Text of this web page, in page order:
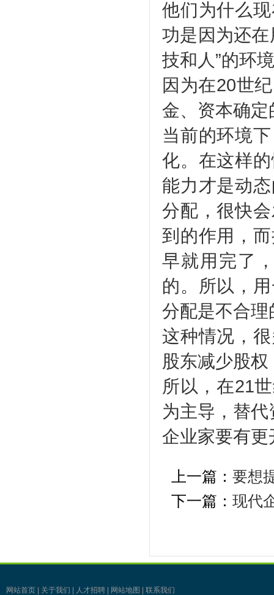
他们为什么
功是因为还
技和人”的环
因为在20世
金、资本确
当前的环境
化。在这样
能力才是动
分配，很快
到的作用，
早就用完了
的。所以，
分配是不合理
这种情况，
股东减少股
所以，在21
为主导，替
企业家要有
上一篇： 要想
下一篇： 现代
网站首页 关于我们 人才招聘 网站地图
联系我们